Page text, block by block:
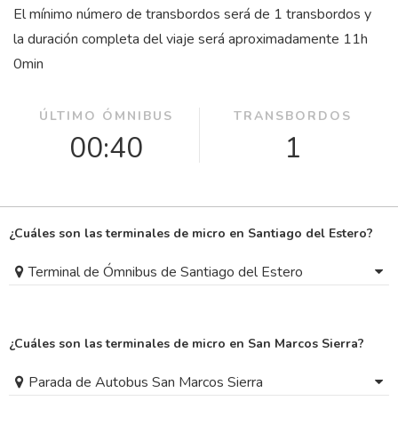
El mínimo número de transbordos será de 1 transbordos y
la duración completa del viaje será aproximadamente 11h
0min
ÚLTIMO ÓMNIBUS
00:40
TRANSBORDOS
1
¿Cuáles son las terminales de micro en Santiago del Estero?
Terminal de Ómnibus de Santiago del Estero
¿Cuáles son las terminales de micro en San Marcos Sierra?
Parada de Autobus San Marcos Sierra